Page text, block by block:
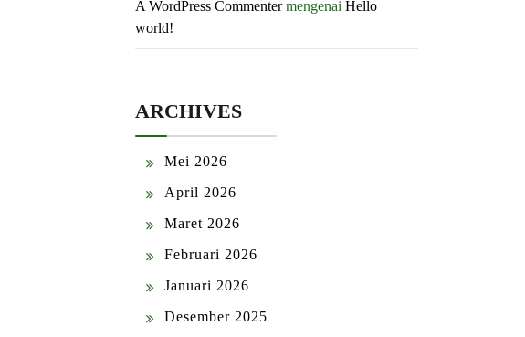
A WordPress Commentermengenai Hello
world!
ARCHIVES
Mei 2026
April 2026
Maret 2026
Februari 2026
Januari 2026
Desember 2025